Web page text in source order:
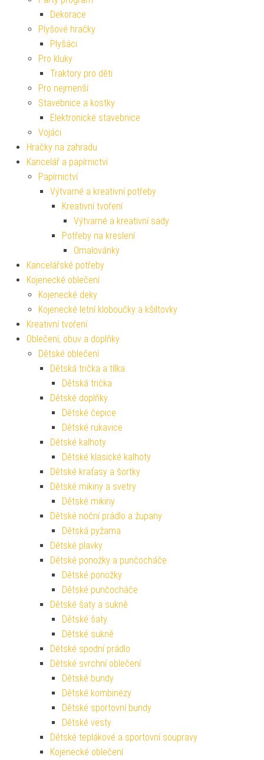
Dekorace
Plyšové hračky
Plyšáci
Pro kluky
Traktory pro děti
Pro nejmenší
Stavebnice a kostky
Elektronické stavebnice
Vojáci
Hračky na zahradu
Kancelář a papírnictví
Papírnictví
Výtvarné a kreativní potřeby
Kreativní tvoření
Výtvarné a kreativní sady
Potřeby na kreslení
Omalovánky
Kancelářské potřeby
Kojenecké oblečení
Kojenecké deky
Kojenecké letní kloboučky a kšiltovky
Kreativní tvoření
Oblečení, obuv a doplňky
Dětské oblečení
Dětská trička a tílka
Dětská trička
Dětské doplňky
Dětské čepice
Dětské rukavice
Dětské kalhoty
Dětské klasické kalhoty
Dětské kraťasy a šortky
Dětské mikiny a svetry
Dětské mikiny
Dětské noční prádlo a župany
Dětská pyžama
Dětské plavky
Dětské ponožky a punčocháče
Dětské ponožky
Dětské punčocháče
Dětské šaty a sukně
Dětské šaty
Dětské sukně
Dětské spodní prádlo
Dětské svrchní oblečení
Dětské bundy
Dětské kombinézy
Dětské sportovní bundy
Dětské vesty
Dětské teplákové a sportovní soupravy
Kojenecké oblečení